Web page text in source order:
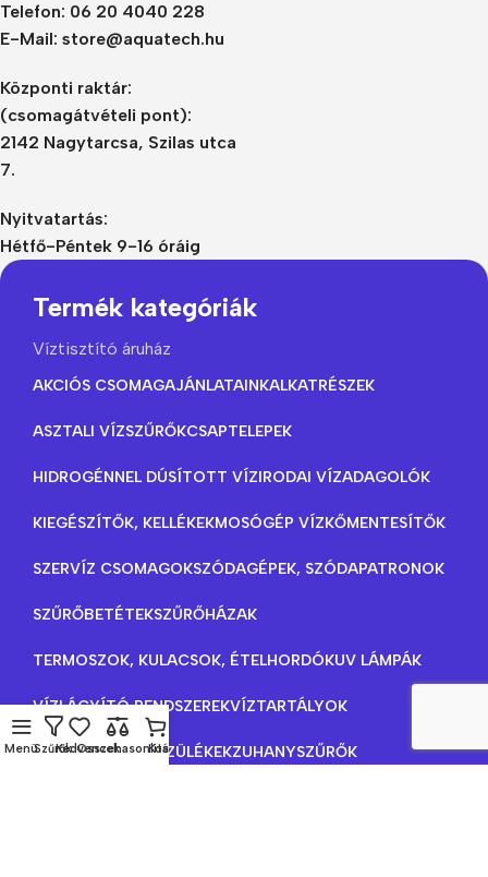
Telefon: 06 20 4040 228
E-Mail: store@aquatech.hu
Központi raktár:
(csomagátvételi pont):
2142 Nagytarcsa, Szilas utca
7.
Nyitvatartás:
Hétfő-Péntek 9-16 óráig
Termék kategóriák
Víztisztító áruház
AKCIÓS CSOMAGAJÁNLATAINKALKATRÉSZEK
ASZTALI VÍZSZŰRŐKCSAPTELEPEK
HIDROGÉNNEL DÚSÍTOTT VÍZIRODAI VÍZADAGOLÓK
KIEGÉSZÍTŐK, KELLÉKEKMOSÓGÉP VÍZKŐMENTESÍTŐK
SZERVÍZ CSOMAGOKSZÓDAGÉPEK, SZÓDAPATRONOK
SZŰRŐBETÉTEKSZŰRŐHÁZAK
TERMOSZOK, KULACSOK, ÉTELHORDÓKUV LÁMPÁK
VÍZLÁGYÍTÓ RENDSZEREKVÍZTARTÁLYOK
VÍZTISZTÍTÓ KÉSZÜLÉKEKZUHANYSZŰRŐK
MenüSzűrőkKedvencek
Összehasonlítás
Kosár